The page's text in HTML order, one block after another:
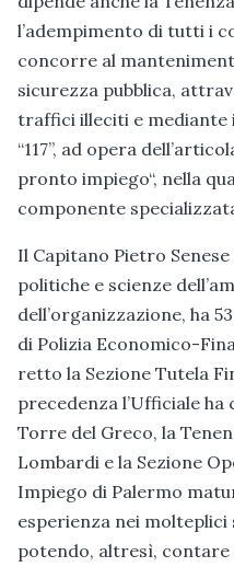
l’adempimento di tutti i
concorre al
sicurezza pubblica,
traffici illeciti e mediante
“117”, ad opera
pronto impiego“, nella
componente
Il Capitano Pietro
politiche e scienze
dell’organizzazione, ha
di Polizia Economico-
retto la Sezione Tutela
precedenza l’Ufficiale
Torre del Greco, la
Lombardi e la Sezione
Impiego di Palermo
esperienza nei
potendo, altresì, contare